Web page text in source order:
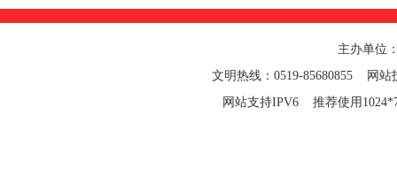
主办单位
文明热线：0519-85680855 网站
网站支持IPV6 推荐使用